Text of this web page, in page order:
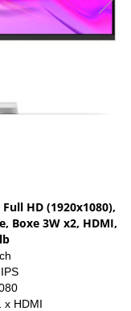
HD (1920x1080),
Boxe 3W x2, HDMI,
x HDMI